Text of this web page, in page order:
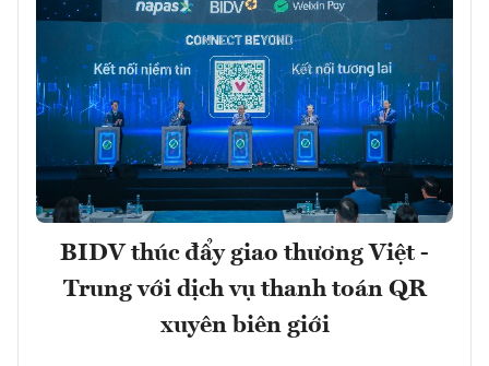
BIDV thúc đẩy giao thương Việt -
Trung với dịch vụ thanh toán QR
xuyên biên giới